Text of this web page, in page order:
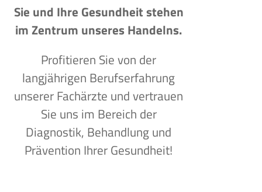
Sie und Ihre Gesundheit stehen
im Zentrum unseres Handelns.
Profitieren Sie von der
langjährigen Berufserfahrung
unserer Fachärzte und vertrauen
Sie uns im Bereich der
Diagnostik, Behandlung und
Prävention Ihrer Gesundheit!